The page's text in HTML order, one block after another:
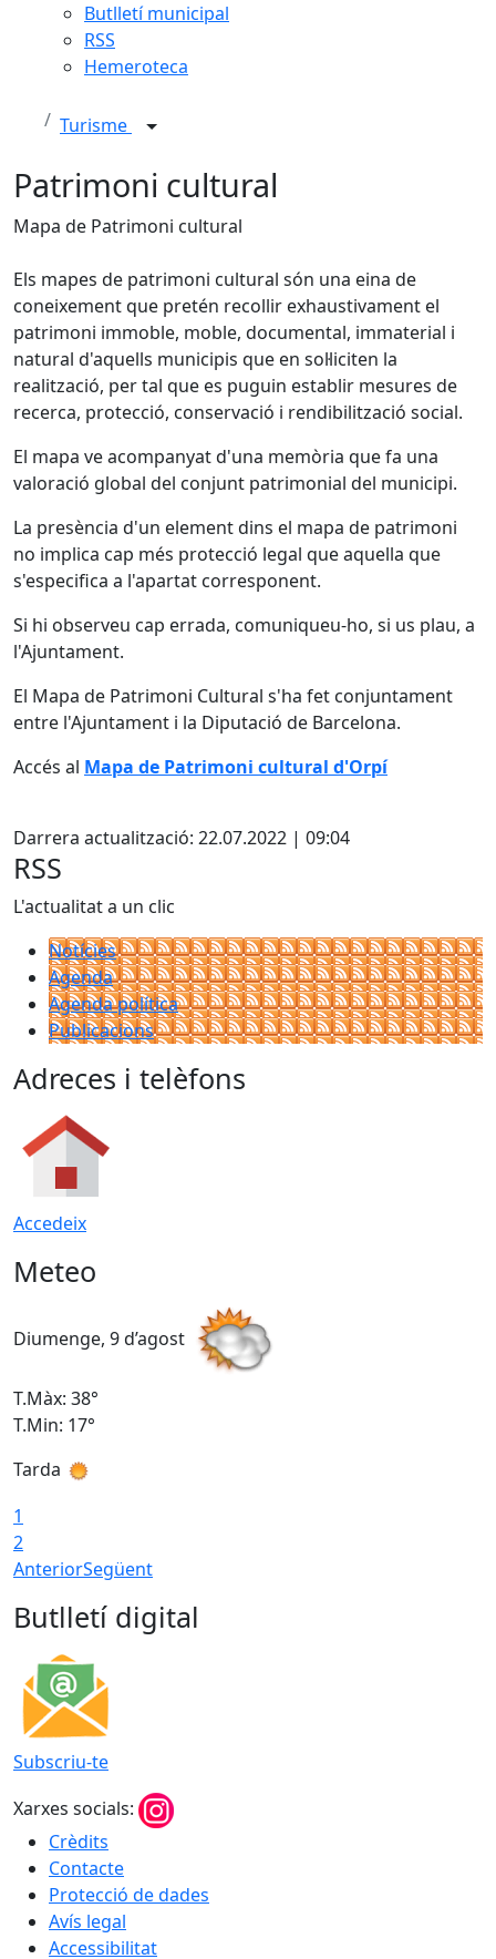
Butlletí municipal
RSS
Hemeroteca
Turisme
Patrimoni cultural
Mapa de Patrimoni cultural
Els mapes de patrimoni cultural són una eina de
coneixement que pretén recollir exhaustivament el
patrimoni immoble, moble, documental, immaterial i
natural d'aquells municipis que en sol·liciten la
realització, per tal que es puguin establir mesures de
recerca, protecció, conservació i rendibilització social.
El mapa ve acompanyat d'una memòria que fa una
valoració global del conjunt patrimonial del municipi.
La presència d'un element dins el mapa de patrimoni
no implica cap més protecció legal que aquella que
s'especifica a l'apartat corresponent.
Si hi observeu cap errada, comuniqueu-ho, si us plau, a
l'Ajuntament.
El Mapa de Patrimoni Cultural s'ha fet conjuntament
entre l'Ajuntament i la Diputació de Barcelona.
Accés al Mapa de Patrimoni cultural d'Orpí
Darrera actualització: 22.07.2022 | 09:04
RSS
L'actualitat a un clic
Notícies
Agenda
Agenda política
Publicacions
Adreces i telèfons
Accedeix
Meteo
Diumenge, 9 d’agost
T.Màx: 38°
T.Min: 17°
Tarda
1
2
AnteriorSegüent
Butlletí digital
Subscriu-te
Xarxes socials:
Crèdits
Contacte
Protecció de dades
Avís legal
Accessibilitat